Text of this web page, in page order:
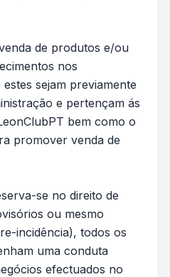
de produtos e/ou
nos
sejam previamente
e pertençam ás
bem como o
promover venda de
se no direito de
ou mesmo
incidência), todos os
uma conduta
efectuados no